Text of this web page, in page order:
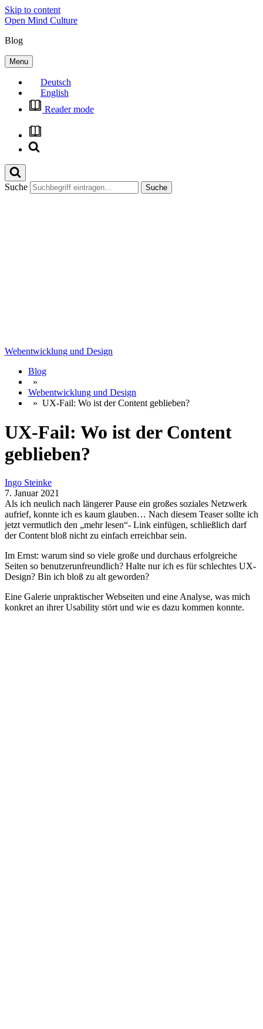
Skip to content
Open Mind Culture
Blog
Menu
Deutsch
English
Reader mode
Suche
Webentwicklung und Design
Blog
»
Webentwicklung und Design
» UX-Fail: Wo ist der Content geblieben?
UX-Fail: Wo ist der Content
geblieben?
Ingo Steinke
7. Januar 2021
Als ich neulich nach längerer Pause ein großes soziales Netzwerk
aufrief, konnte ich es kaum glauben… Nach diesem Teaser sollte ich
jetzt vermutlich den „mehr lesen“- Link einfügen, schließlich darf
der Content bloß nicht zu einfach erreichbar sein.
Im Ernst: warum sind so viele große und durchaus erfolgreiche
Seiten so benutzerunfreundlich? Halte nur ich es für schlechtes UX-
Design? Bin ich bloß zu alt geworden?
Eine Galerie unpraktischer Webseiten und eine Analyse, was mich
konkret an ihrer Usability stört und wie es dazu kommen konnte.